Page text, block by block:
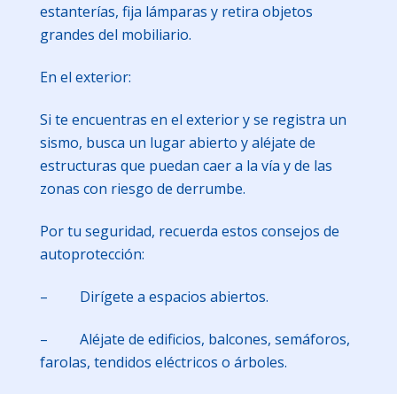
estanterías, fija lámparas y retira objetos
grandes del mobiliario.
En el exterior:
Si te encuentras en el exterior y se registra un
sismo, busca un lugar abierto y aléjate de
estructuras que puedan caer a la vía y de las
zonas con riesgo de derrumbe.
Por tu seguridad, recuerda estos consejos de
autoprotección:
– Dirígete a espacios abiertos.
– Aléjate de edificios, balcones, semáforos,
farolas, tendidos eléctricos o árboles.